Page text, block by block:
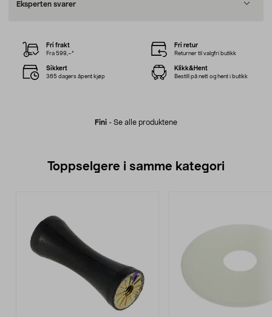
Eksperten svarer
Fini - Se alle produktene
Fri frakt
Fra 599,–*
Fri retur
Returner til valgfri butikk
Sikkert
365 dagers åpent kjøp
Klikk&Hent
Bestill på nett og hent i butikk
Toppselgere i samme kategori